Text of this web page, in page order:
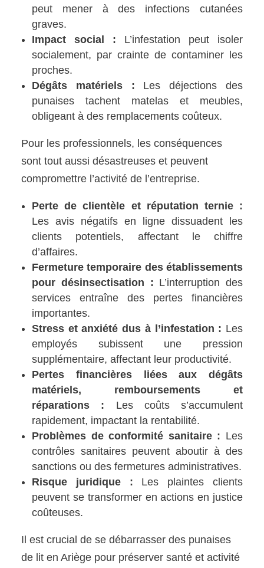
peut mener à des infections cutanées
graves.
Impact social : L’infestation peut isoler
socialement, par crainte de contaminer les
proches.
Dégâts matériels : Les déjections des
punaises tachent matelas et meubles,
obligeant à des remplacements coûteux.
Pour les professionnels, les conséquences
sont tout aussi désastreuses et peuvent
compromettre l’activité de l’entreprise.
Perte de clientèle et réputation ternie :
Les avis négatifs en ligne dissuadent les
clients potentiels, affectant le chiffre
d’affaires.
Fermeture temporaire des établissements
pour désinsectisation : L’interruption des
services entraîne des pertes financières
importantes.
Stress et anxiété dus à l’infestation : Les
employés subissent une pression
supplémentaire, affectant leur productivité.
Pertes financières liées aux dégâts
matériels, remboursements et
réparations : Les coûts s’accumulent
rapidement, impactant la rentabilité.
Problèmes de conformité sanitaire : Les
contrôles sanitaires peuvent aboutir à des
sanctions ou des fermetures administratives.
Risque juridique : Les plaintes clients
peuvent se transformer en actions en justice
coûteuses.
Il est crucial de se débarrasser des punaises
de lit en Ariège pour préserver santé et activité